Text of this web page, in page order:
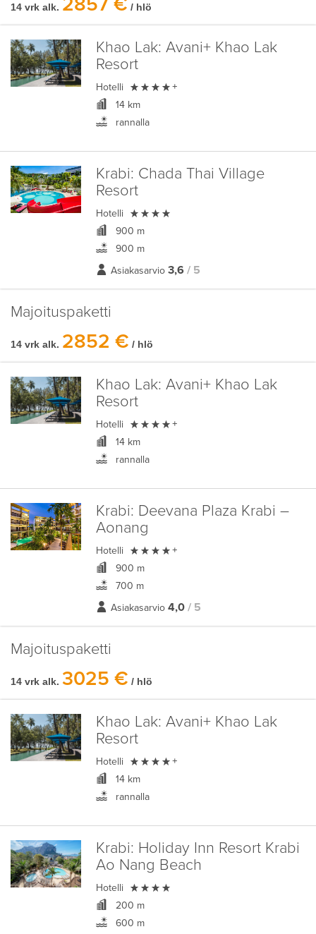
14 vrk alk. / hlö
Khao Lak: Avani+ Khao Lak
Resort
Hotelli  +
14 km
rannalla
Krabi: Chada Thai Village
Resort
Hotelli 
900 m
900 m
Asiakasarvio 3,6 / 5
Majoituspaketti
14 vrk alk. 2852 € / hlö
Khao Lak: Avani+ Khao Lak
Resort
Hotelli  +
14 km
rannalla
Krabi: Deevana Plaza Krabi –
Aonang
Hotelli  +
900 m
700 m
Asiakasarvio 4,0 / 5
Majoituspaketti
14 vrk alk. 3025 € / hlö
Khao Lak: Avani+ Khao Lak
Resort
Hotelli  +
14 km
rannalla
Krabi: Holiday Inn Resort Krabi
Ao Nang Beach
Hotelli 
200 m
600 m